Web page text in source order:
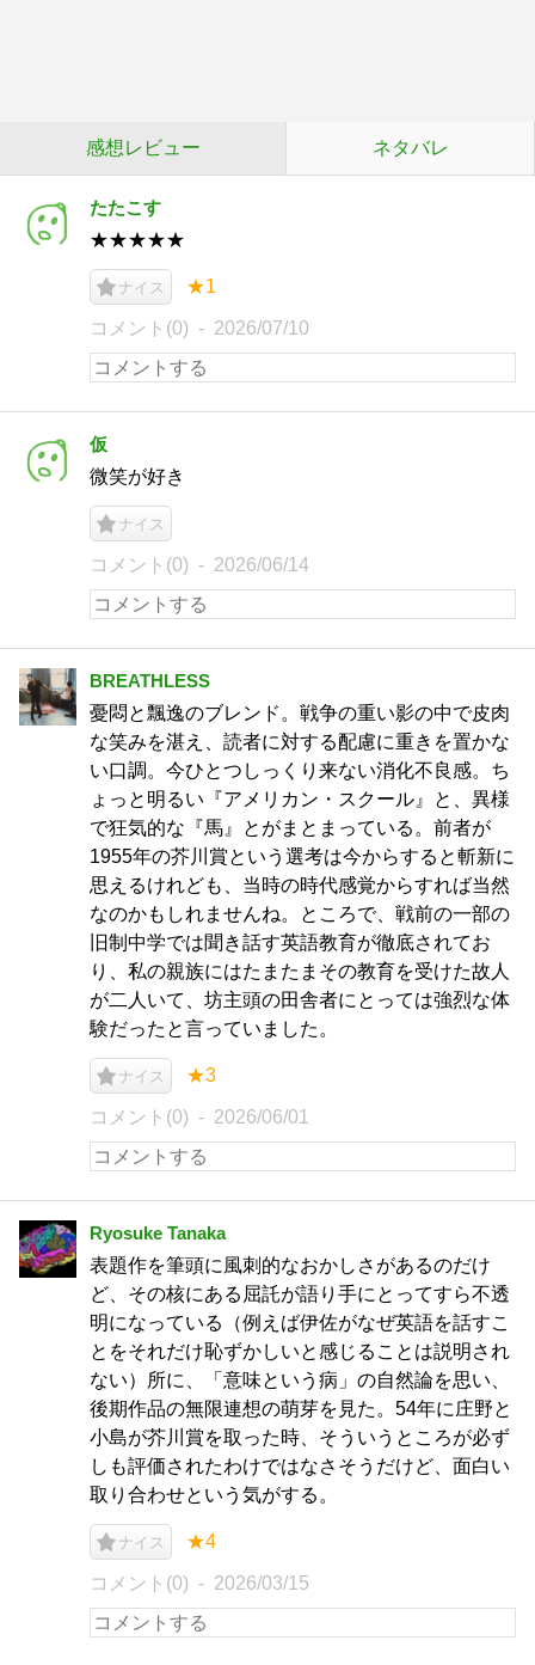
感想レビュー ネタバレ
たたこす
★★★★★
ナイス ★1
コメント(0) 2026/07/10
仮
微笑が好き
ナイス
コメント(0) 2026/06/14
BREATHLESS
憂悶と飄逸のブレンド。戦争の重い影の中で皮肉
な笑みを湛え、読者に対する配慮に重きを置かな
い口調。今ひとつしっくり来ない消化不良感。ち
ょっと明るい『アメリカン・スクール』と、異様
で狂気的な『馬』とがまとまっている。前者が
1955年の芥川賞という選考は今からすると斬新に
思えるけれども、当時の時代感覚からすれば当然
なのかもしれませんね。ところで、戦前の一部の
旧制中学では聞き話す英語教育が徹底されてお
り、私の親族にはたまたまその教育を受けた故人
が二人いて、坊主頭の田舎者にとっては強烈な体
験だったと言っていました。
ナイス ★3
コメント(0) 2026/06/01
Ryosuke Tanaka
表題作を筆頭に風刺的なおかしさがあるのだけ
ど、その核にある屈託が語り手にとってすら不透
明になっている（例えば伊佐がなぜ英語を話すこ
とをそれだけ恥ずかしいと感じることは説明され
ない）所に、「意味という病」の自然論を思い、
後期作品の無限連想の萌芽を見た。54年に庄野と
小島が芥川賞を取った時、そういうところが必ず
しも評価されたわけではなさそうだけど、面白い
取り合わせという気がする。
ナイス ★4
コメント(0) 2026/03/15